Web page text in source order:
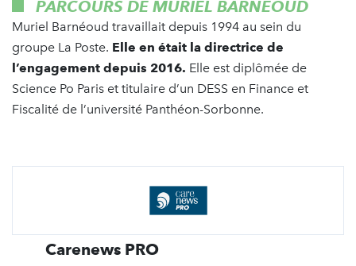
PARCOURS DE MURIEL BARNÉOUD
Muriel Barnéoud travaillait depuis 1994 au sein du
groupe La Poste. Elle en était la directrice de
l’engagement depuis 2016. Elle est diplômée de
Science Po Paris et titulaire d’un DESS en Finance et
Fiscalité de l’université Panthéon-Sorbonne.
Carenews PRO